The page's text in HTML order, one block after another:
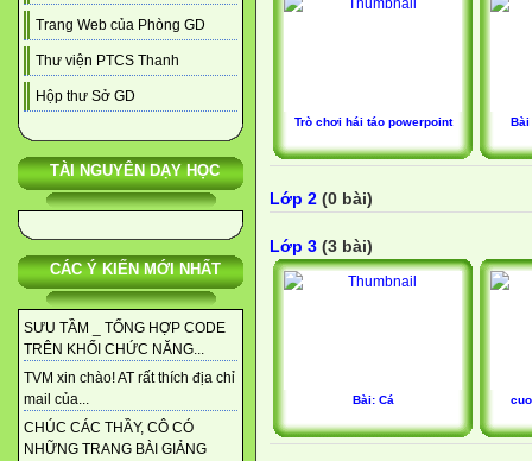
Trang Web của Phòng GD
Thư viện PTCS Thanh
Hộp thư Sở GD
TÀI NGUYÊN DẠY HỌC
CÁC Ý KIẾN MỚI NHẤT
SƯU TẦM _ TỔNG HỢP CODE
TRÊN KHỐI CHỨC NĂNG...
TVM xin chào! AT rất thích địa chỉ
mail của...
CHÚC CÁC THẦY, CÔ CÓ
NHỮNG TRANG BÀI GIẢNG
Trò chơi hái táo powerpoint Bài
Lớp 2 (0 bài)
Lớp 3 (3 bài)
Bài: Cá